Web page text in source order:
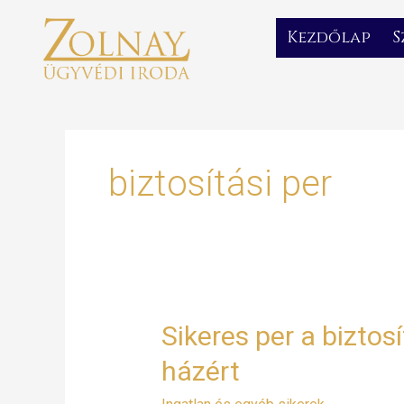
content
Kezdőlap
biztosítási per
Sikeres per a
házért
Sikeres
per
a